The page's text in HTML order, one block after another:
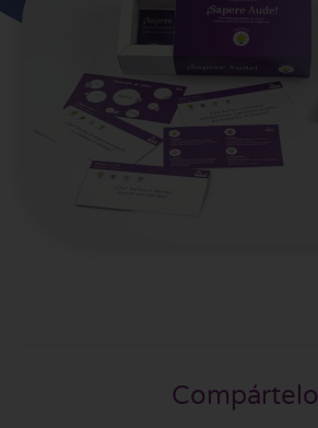
Compártelo